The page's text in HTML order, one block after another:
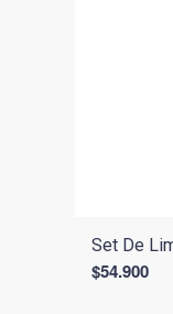
Set De
$54.900